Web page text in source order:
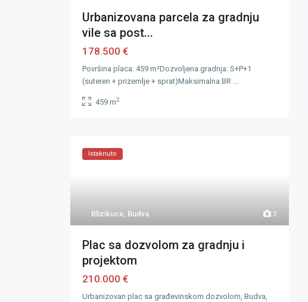
Urbanizovana parcela za gradnju
vile sa post...
178.500 €
Površina placa: 459 m²Dozvoljena gradnja: S+P+1
(suteren + prizemlje + sprat)Maksimalna BR ...
459 m2
3
Blizikuce, Budva
Istaknuto
Plac sa dozvolom za gradnju i
projektom
210.000 €
Urbanizovan plac sa građevinskom dozvolom, Budva,